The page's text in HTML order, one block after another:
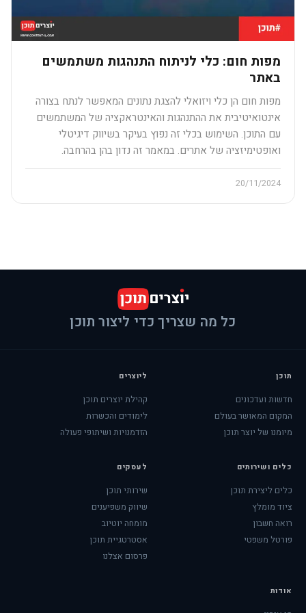
מפות חום: כלי לניתוח התנהגות משתמשים
באתר
מפות חום הן כלי ויזואלי להצגת נתונים המאפשר לנתח בצורה
אינטואיטיבית את ההתנהגות והאינטראקציה של המשתמשים
עם התוכן. השימוש בכלי זה נפוץ בעיקר בשיווק דיגיטלי
ואופטימיזציה של אתרים. במאמר זה נדון בהן בהרחבה.
20/11/2024
כל מה שצריך כדי ליצור תוכן
תוכן
חדשות ועדכונים
המקום המאושר בעולם
מיומנו של יוצר תוכן
ליוצרים
קהילת יוצרים תוכן
לימודים והכשרות
הזדמנויות ושיתופי פעולה
כלים ושירותים
כלים ליצירת תוכן
ציוד מומלץ
רואה חשבון
פורטל משפטי
לעסקים
שירותי תוכן
שיווק משפיענים
מומחה יוטיוב
אסטרטגיית תוכן
פרסום אצלנו
אודות